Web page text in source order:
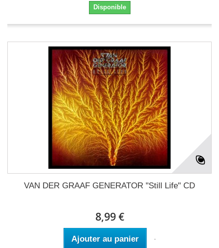
Disponible
VAN DER GRAAF GENERATOR "Still Life" CD
8,99 €
Ajouter au panier